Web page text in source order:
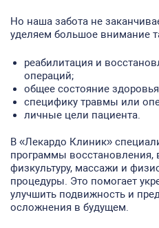
Но наша забота не
уделяем большое внимание
реабилитация и
операций;
общее состояние
специфику травмы или
личные цели пациента.
В «Лекардо Клиник»
программы
физкультуру, массажи и
процедуры. Это помогает
улучшить подвижность и
осложнения в будущем.